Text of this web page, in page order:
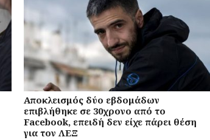
Αποκλεισμός δύο εβδομάδων
επιβλήθηκε σε 30χρονο από το
Facebook, επειδή δεν είχε πάρει θέση
για τον ΛΕΞ